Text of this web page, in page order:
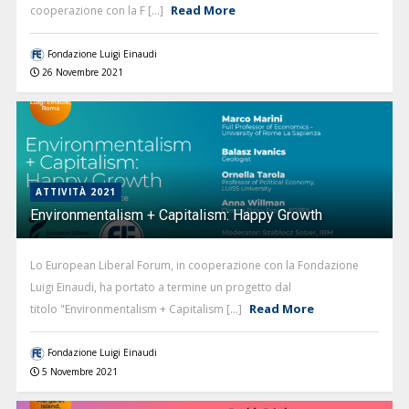
cooperazione con la F [...] Read More
Fondazione Luigi Einaudi
26 Novembre 2021
ATTIVITÀ 2021
Environmentalism + Capitalism: Happy Growth
Lo European Liberal Forum, in cooperazione con la Fondazione
Luigi Einaudi, ha portato a termine un progetto dal
titolo "Environmentalism + Capitalism [...] Read More
Fondazione Luigi Einaudi
5 Novembre 2021